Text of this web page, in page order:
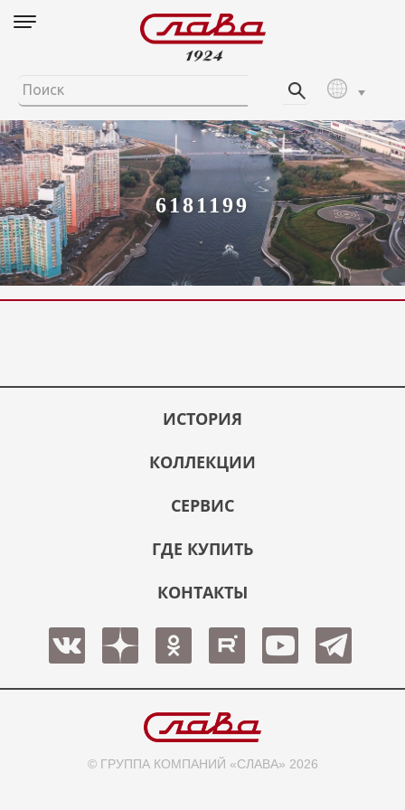
6181199
ИСТОРИЯ
КОЛЛЕКЦИИ
СЕРВИС
ГДЕ КУПИТЬ
КОНТАКТЫ
© ГРУППА КОМПАНИЙ «СЛАВА» 2026